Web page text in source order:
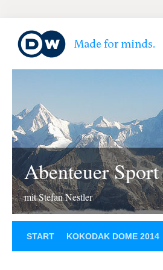
Abenteuer Sport
mit Stefan Nestler
START KOKODAK DOME 2014